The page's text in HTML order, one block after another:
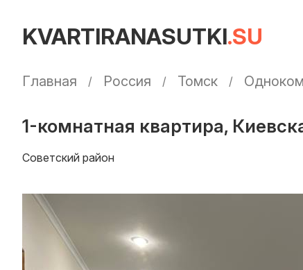
KVARTIRANASUTKI.SU
Главная Россия Томск
1-комнатная квартира,
Советский район